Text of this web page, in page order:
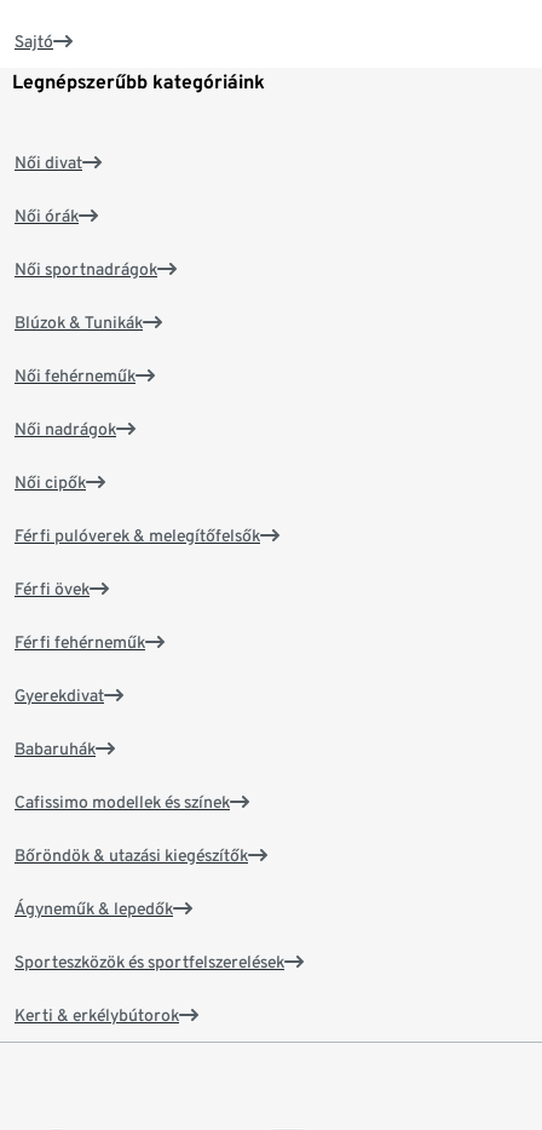
Sajtó
Legnépszerűbb kategóriáink
Női divat
Női órák
Női sportnadrágok
Blúzok & Tunikák
Női fehérneműk
Női nadrágok
Női cipők
Férfi pulóverek & melegítőfelsők
Férfi övek
Férfi fehérneműk
Gyerekdivat
Babaruhák
Cafissimo modellek és színek
Bőröndök & utazási kiegészítők
Ágyneműk & lepedők
Sporteszközök és sportfelszerelések
Kerti & erkélybútorok